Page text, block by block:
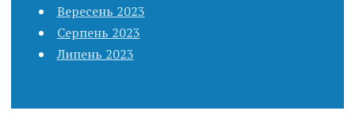
Вересень 2023
Серпень 2023
Липень 2023